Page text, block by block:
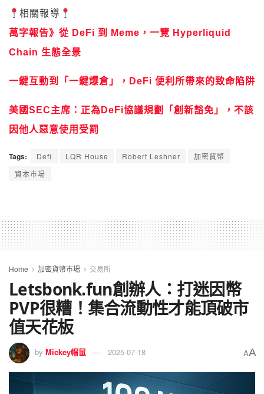
相關報導
萬字報告》從 DeFi 到 Meme，一覽 Hyperliquid
Chain 生態全景
一鍵互動到「一鍵爆倉」，DeFi 便利所帶來的致命陷阱
美國SEC主席：正為DeFi協議規劃「創新豁免」，不該
因他人惡意使用受罰
Tags: Defi LQR House Robert Leshner
加密貨幣
資本市場
Home 加密貨幣市場 交易所
Letsbonk.fun創辦人：打迷因幣
PVP很糟！集合流動性才能頂破市
值天花板
by Mickey帽鼠 2025-07-18 AA